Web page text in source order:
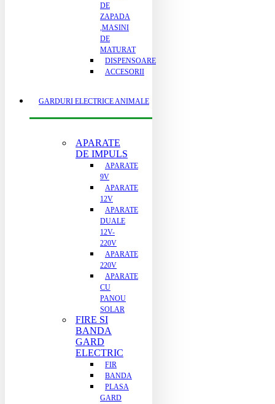
DE
ZAPADA
,MASINI
DE
MATURAT
DISPENSOARE
ACCESORII
GARDURI ELECTRICE ANIMALE
APARATE
DE IMPULS
APARATE
9V
APARATE
12V
APARATE
DUALE
12V-
220V
APARATE
220V
APARATE
CU
PANOU
SOLAR
FIRE SI
BANDA
GARD
ELECTRIC
FIR
BANDA
PLASA
GARD